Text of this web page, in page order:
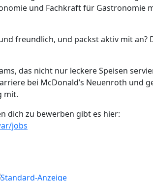
und Fachkraft für Gastronomie
freundlich, und packst aktiv mit an?
das nicht nur leckere Speisen
bei McDonald’s Neuenroth und
mit.
dich zu bewerben gibt es hier:
jobs